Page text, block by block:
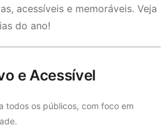
acessíveis e memoráveis. Veja
do ano!
e Acessível
todos os públicos, com foco em